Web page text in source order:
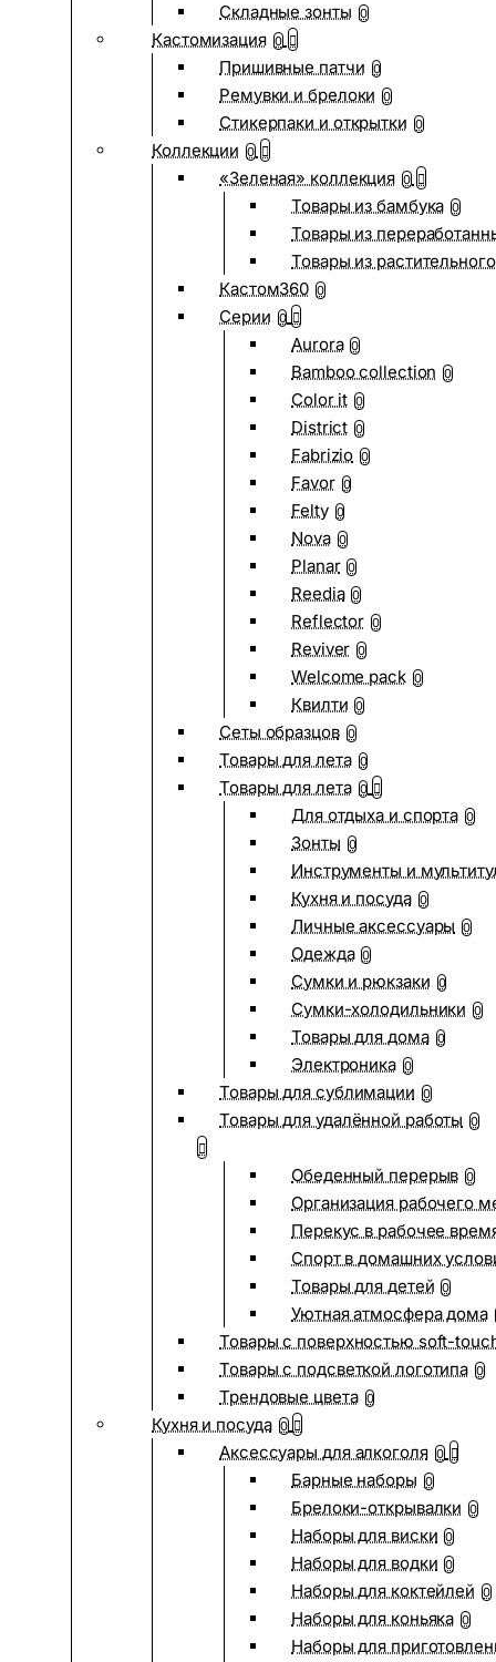
Складные зонты 0
Кастомизация 0
Пришивные патчи 0
Ремувки и брелоки 0
Стикерпаки и открытки 0
Коллекции 0
«Зеленая» коллекция 0
Товары из бамбука 0
Товары из
Товары из
Кастом360 0
Серии 0
Aurora 0
Bamboo collection 0
Color it 0
District 0
Fabrizio 0
Favor 0
Felty 0
Nova 0
Planar 0
Reedia 0
Reflector 0
Reviver 0
Welcome pack 0
Квилти 0
Сеты образцов 0
Товары для лета 0
Товары для лета 0
Для отдыха и спорта 0
Зонты 0
Инструменты и
Кухня и посуда 0
Личные аксессуары 0
Одежда 0
Сумки и рюкзаки 0
Сумки-холодильники 0
Товары для дома 0
Электроника 0
Товары для сублимации 0
Товары для удалённой работы 0
Обеденный перерыв 0
Организация рабочего
Перекус в рабочее
Спорт в домашних
Товары для детей 0
Уютная атмосфера дома
Товары с поверхностью soft-
Товары с подсветкой логотипа 0
Трендовые цвета 0
Кухня и посуда 0
Аксессуары для алкоголя 0
Барные наборы 0
Брелоки-открывалки 0
Наборы для виски 0
Наборы для водки 0
Наборы для коктейлей 0
Наборы для коньяка 0
Наборы для